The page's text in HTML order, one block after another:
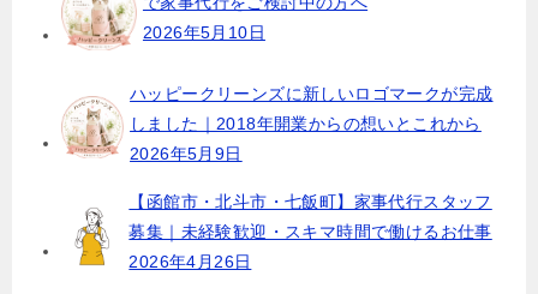
2026年5月10日
ハッピークリーンズに新しいロゴマークが完成
しました｜2018年開業からの想いとこれから
2026年5月9日
【函館市・北斗市・七飯町】家事代行スタッフ
募集｜未経験歓迎・スキマ時間で働けるお仕事
2026年4月26日